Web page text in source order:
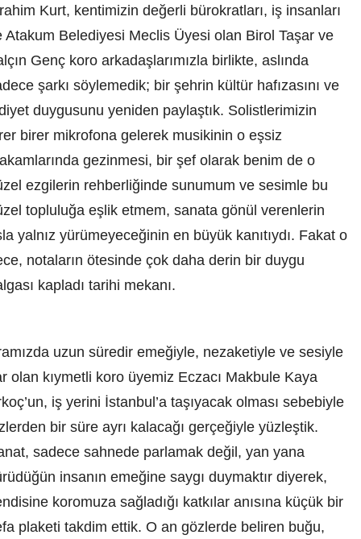
Kurt, kentimizin değerli bürokratları, iş insanları
Atakum Belediyesi Meclis Üyesi olan Birol Taşar ve
Genç koro arkadaşlarımızla birlikte, aslında
şarkı söylemedik; bir şehrin kültür hafızasını ve
duygusunu yeniden paylaştık. Solistlerimizin
birer mikrofona gelerek musikinin o eşsiz
gezinmesi, bir şef olarak benim de o
ezgilerin rehberliğinde sunumum ve sesimle bu
topluluğa eşlik etmem, sanata gönül verenlerin
yalnız yürümeyeceğinin en büyük kanıtıydı. Fakat o
notaların ötesinde çok daha derin bir duygu
kapladı tarihi mekanı.
uzun süredir emeğiyle, nezaketiyle ve sesiyle
olan kıymetli koro üyemiz Eczacı Makbule Kaya
iş yerini İstanbul’a taşıyacak olması sebebiyle
bir süre ayrı kalacağı gerçeğiyle yüzleştik.
sadece sahnede parlamak değil, yan yana
insanın emeğine saygı duymaktır diyerek,
koromuza sağladığı katkılar anısına küçük bir
plaketi takdim ettik. O an gözlerde beliren buğu,